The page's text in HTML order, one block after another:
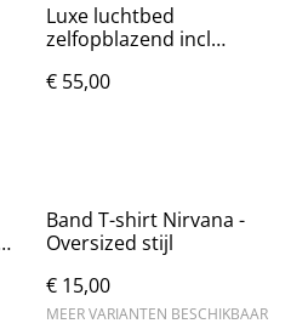
Luxe luchtbed
zelfopblazend incl
€ 55,00
Band T-shirt Nirvana -
Oversized stijl
€ 15,00
MEER VARIANTEN BESCHIKBAAR